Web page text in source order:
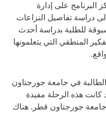
البرنامج على إدارة
دراسة تفاصيل النزاعات
للطلبة بدراسة أحدث
المنطقي التي يتعلمونها
الطالبة في جامعة جورجتاون
هذه الرحلة مفيدة
جامعة جورجتاون قطر. هناك